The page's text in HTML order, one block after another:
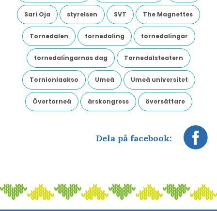
Sari Oja styrelsen SVT The Magnettes
Tornedalen tornedaling tornedalingar
tornedalingarnas dag Tornedalsteatern
Tornionlaakso Umeå Umeå universitet
Övertorneå årskongress översättare
Dela på facebook: